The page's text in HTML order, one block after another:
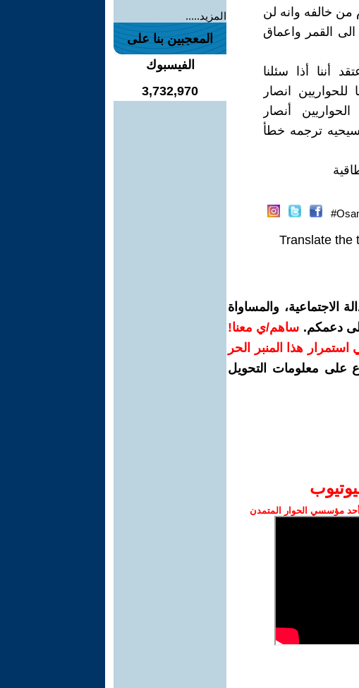
خالفه وانه لن
القمر واعماق
أننا أذا سئلنا
انصار
أنصار
ترجمه خطأ
Translate the
والمساواة
دعمكم. ساهم/ي معنا!
في استمرار هذا المنبر الحر
على معلومات التحويل
مؤسسي الحوار المتمدن
المزيد.....
المعجبين بنا على
الفيسبوك
3,732,970